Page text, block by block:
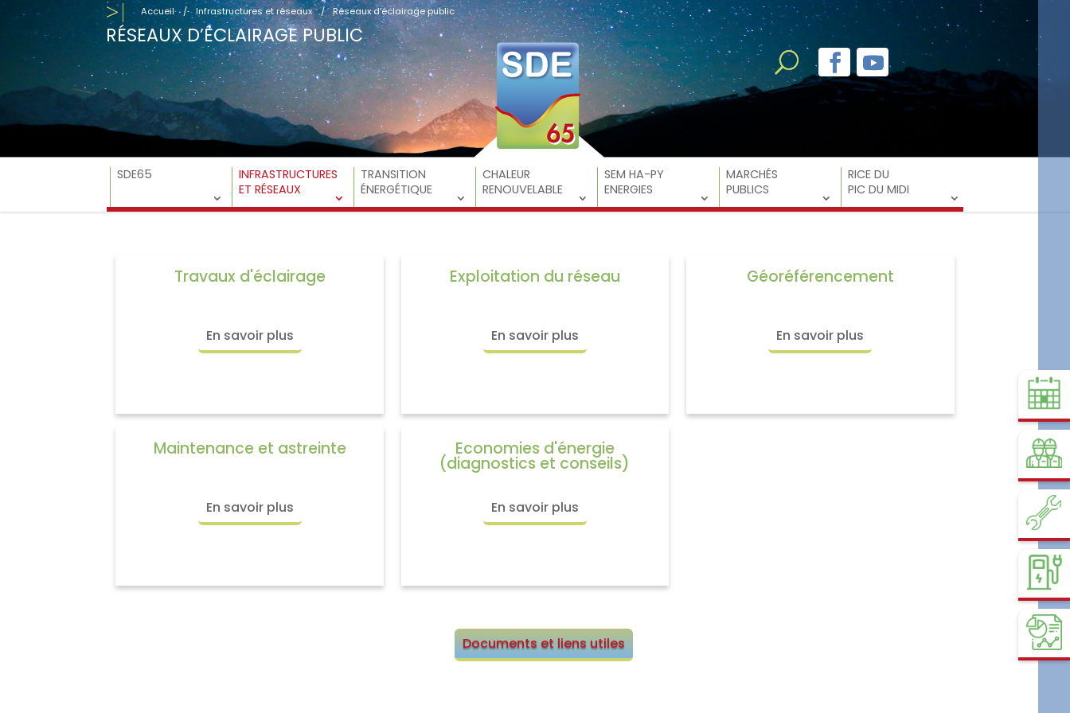
Accueil / Infrastructures et réseaux / Réseaux d’éclairage public
RÉSEAUX D’ÉCLAIRAGE PUBLIC
SDE65
INFRASTRUCTURES
ET RÉSEAUX
TRANSITION
ÉNERGÉTIQUE
CHALEUR
RENOUVELABLE
SEM HA-PY
ENERGIES
MARCHÉS
PUBLICS
RICE DU
PIC DU MIDI
Travaux d'éclairage
En savoir plus
Maintenance et astreinte
En savoir plus
Exploitation du réseau
En savoir plus
Economies d'énergie
(diagnostics et conseils)
En savoir plus
Géoréférencement
En savoir plus
Documents et liens utiles